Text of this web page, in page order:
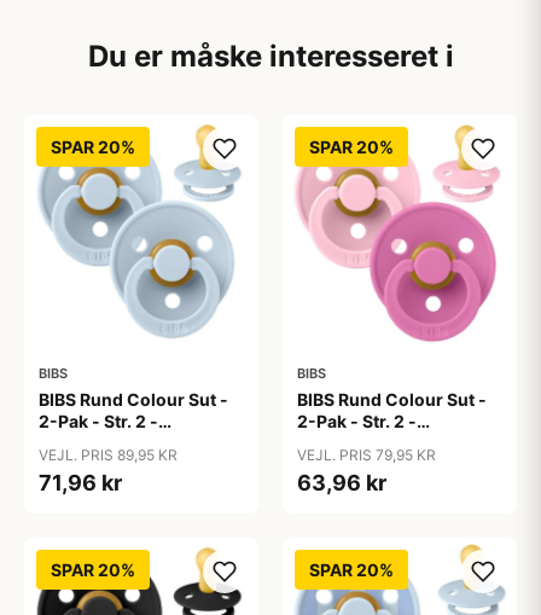
Du er måske interesseret i
SPAR 20%
BIBS
BIBS Rund Colour Sut -
2-Pak - Str. 2 -
Blue/Baby Blue
VEJL. PRIS 89,95 KR
71,96 kr
SPAR 20%
BIBS
BIBS Rund Colour Sut -
2-Pak - Str. 2 -
Pink/Bubblegum
VEJL. PRIS 79,95 KR
63,96 kr
SPAR 20% SPAR 20%